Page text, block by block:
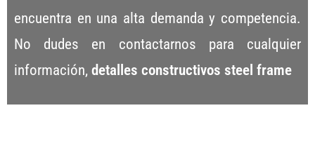
encuentra en una alta demanda y competencia.
No dudes en contactarnos para cualquier
información, detalles constructivos steel frame